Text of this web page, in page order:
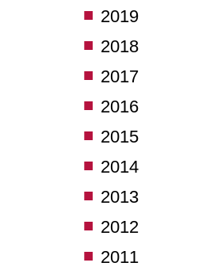
2019
2018
2017
2016
2015
2014
2013
2012
2011